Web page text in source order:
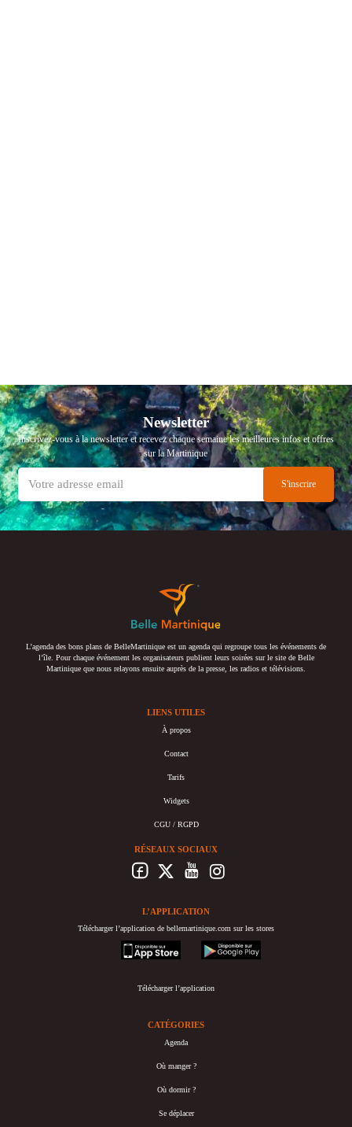
Newsletter
Inscrivez-vous à la newsletter et recevez chaque semaine les meilleures infos et offres
sur la Martinique
L’agenda des bons plans de BelleMartinique est un agenda qui regroupe tous les événements de
l’île. Pour chaque événement les organisateurs publient leurs soirées sur le site de Belle
Martinique que nous relayons ensuite auprès de la presse, les radios et télévisions.
LIENS UTILES
À propos
Contact
Tarifs
Widgets
CGU / RGPD
RÉSEAUX SOCIAUX
L’APPLICATION
Télécharger l’application de bellemartinique.com sur les stores
appstore
googleplay
Télécharger l’application
CATÉGORIES
Agenda
Où manger ?
Où dormir ?
Se déplacer